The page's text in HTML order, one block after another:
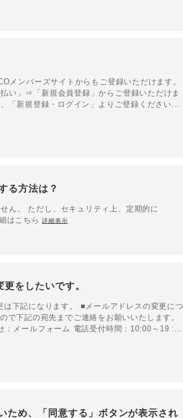
メンバーズサイトからもご登録いただけます。
い」⇒「新規会員登録」からご登録いただけま
新規登録・ログイン」よりご登録ください...
る方法は？
ん。 ただし、セキュリティ上、定期的に
はこちら詳細表示
をしたいです。
下記になります。 ■メールアドレスの変更につ
下記の宛先までご連絡をお願いいたします。
：メールフォーム 電話受付時間：10:00～19 :...
ため、「同意する」ボタンが表示され